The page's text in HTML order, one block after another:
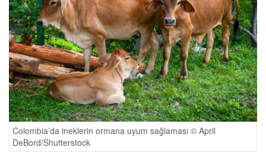
Colombia’da ineklerin ormana uyum sağlaması © April
DeBord/Shutterstock